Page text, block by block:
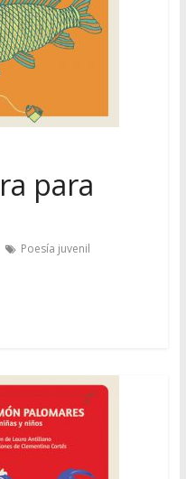
para
Poesía juvenil